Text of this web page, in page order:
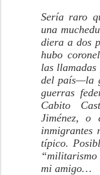
Sería raro
una
diera a dos
hubo
las
del país—la
guerras
Cabito
Jiménez, o
inmigrantes
típico.
mi amigo…